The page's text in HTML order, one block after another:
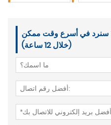
سنرد في أسرع وقت ممكن
(خلال 12 ساعة)